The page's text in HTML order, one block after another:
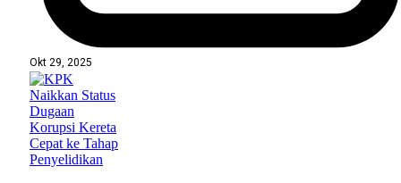
Okt 29, 2025